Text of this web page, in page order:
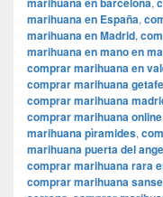
marihuana en España,
marihuana en Madrid,
marihuana en mano en
comprar marihuana en
comprar marihuana getafe
comprar marihuana
comprar marihuana online
marihuana pìramides,
marihuana puerta del
comprar marihuana rara
comprar marihuana